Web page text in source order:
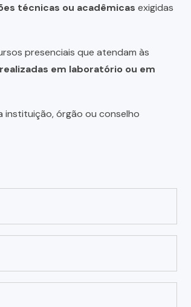
técnicas ou acadêmicas exigidas
presenciais que atendam às
em laboratório ou em
instituição, órgão ou conselho